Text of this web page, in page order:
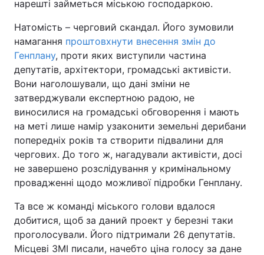
Головна Війна
Україна Політика
Спорт Наука
Техно і зв'язок Лайт
нарешті займеться міською господаркою.
Натомість – черговий скандал. Його зумовили
намагання проштовхнути внесення змін до
Генплану, проти яких виступили частина
депутатів, архітектори, громадські активісти.
Вони наголошували, що дані зміни не
затверджували експертною радою, не
виносилися на громадські обговорення і мають
на меті лише намір узаконити земельні дерибани
попередніх років та створити підвалини для
чергових. До того ж, нагадували активісти, досі
не завершено розслідування у кримінальному
провадженні щодо можливої підробки Генплану.
Та все ж команді міського голови вдалося
добитися, щоб за даний проект у березні таки
проголосували. Його підтримали 26 депутатів.
Місцеві ЗМІ писали, начебто ціна голосу за дане